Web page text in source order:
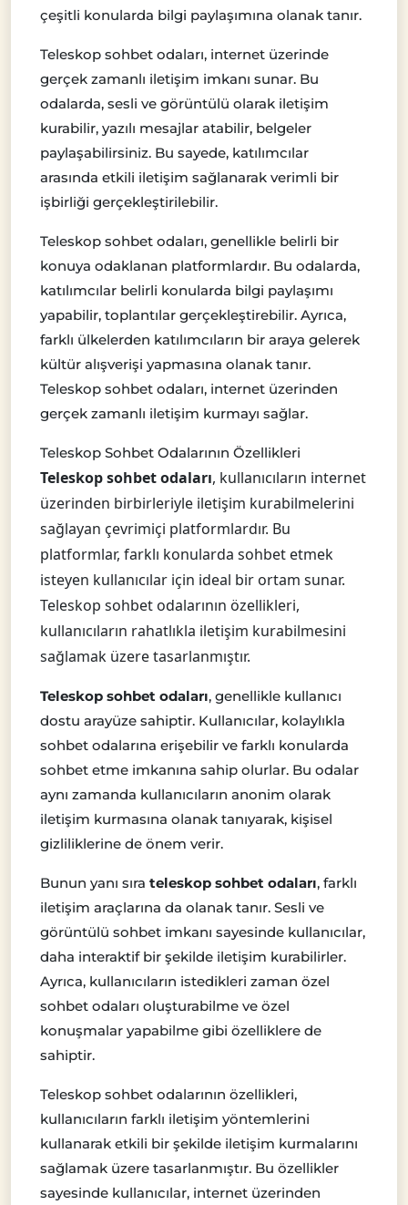
çeşitli konularda bilgi paylaşımına olanak tanır.
Teleskop sohbet odaları, internet üzerinde
gerçek zamanlı iletişim imkanı sunar. Bu
odalarda, sesli ve görüntülü olarak iletişim
kurabilir, yazılı mesajlar atabilir, belgeler
paylaşabilirsiniz. Bu sayede, katılımcılar
arasında etkili iletişim sağlanarak verimli bir
işbirliği gerçekleştirilebilir.
Teleskop sohbet odaları, genellikle belirli bir
konuya odaklanan platformlardır. Bu odalarda,
katılımcılar belirli konularda bilgi paylaşımı
yapabilir, toplantılar gerçekleştirebilir. Ayrıca,
farklı ülkelerden katılımcıların bir araya gelerek
kültür alışverişi yapmasına olanak tanır.
Teleskop sohbet odaları, internet üzerinden
gerçek zamanlı iletişim kurmayı sağlar.
Teleskop Sohbet Odalarının Özellikleri
Teleskop sohbet odaları, kullanıcıların internet
üzerinden birbirleriyle iletişim kurabilmelerini
sağlayan çevrimiçi platformlardır. Bu
platformlar, farklı konularda sohbet etmek
isteyen kullanıcılar için ideal bir ortam sunar.
Teleskop sohbet odalarının özellikleri,
kullanıcıların rahatlıkla iletişim kurabilmesini
sağlamak üzere tasarlanmıştır.
Teleskop sohbet odaları, genellikle kullanıcı
dostu arayüze sahiptir. Kullanıcılar, kolaylıkla
sohbet odalarına erişebilir ve farklı konularda
sohbet etme imkanına sahip olurlar. Bu odalar
aynı zamanda kullanıcıların anonim olarak
iletişim kurmasına olanak tanıyarak, kişisel
gizliliklerine de önem verir.
Bunun yanı sıra teleskop sohbet odaları, farklı
iletişim araçlarına da olanak tanır. Sesli ve
görüntülü sohbet imkanı sayesinde kullanıcılar,
daha interaktif bir şekilde iletişim kurabilirler.
Ayrıca, kullanıcıların istedikleri zaman özel
sohbet odaları oluşturabilme ve özel
konuşmalar yapabilme gibi özelliklere de
sahiptir.
Teleskop sohbet odalarının özellikleri,
kullanıcıların farklı iletişim yöntemlerini
kullanarak etkili bir şekilde iletişim kurmalarını
sağlamak üzere tasarlanmıştır. Bu özellikler
sayesinde kullanıcılar, internet üzerinden